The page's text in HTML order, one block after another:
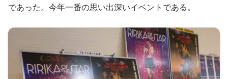
であった。今年一番の思い出深いイベントである。